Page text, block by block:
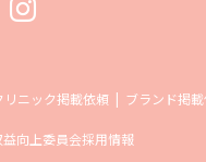
リニック掲載依頼 ブランド掲
向上委員会採用情報